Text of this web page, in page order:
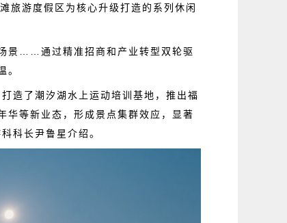
旅游度假区为核心升级打造的系列休闲
景……通过精准招商和产业转型双轮驱
。
造了潮汐湖水上运动培训基地，推出福
华等新业态，形成景点集群效应，显著
科长尹鲁星介绍。